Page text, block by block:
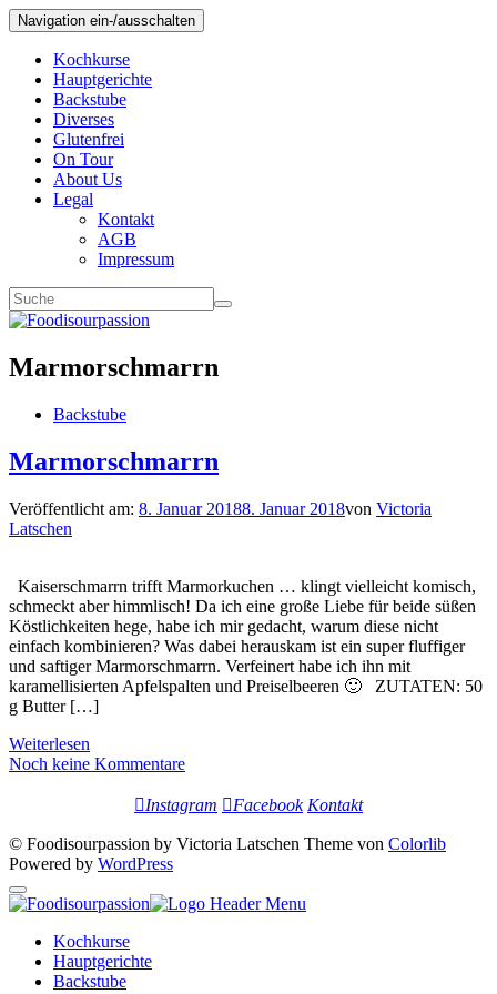
Navigation ein-/ausschalten
Kochkurse
Hauptgerichte
Backstube
Diverses
Glutenfrei
On Tour
About Us
Legal
Kontakt
AGB
Impressum
Marmorschmarrn
Backstube
Marmorschmarrn
Veröffentlicht am: 8. Januar 20188. Januar 2018von Victoria
Latschen
Kaiserschmarrn trifft Marmorkuchen … klingt vielleicht komisch,
schmeckt aber himmlisch! Da ich eine große Liebe für beide süßen
Köstlichkeiten hege, habe ich mir gedacht, warum diese nicht
einfach kombinieren? Was dabei herauskam ist ein super fluffiger
und saftiger Marmorschmarrn. Verfeinert habe ich ihn mit
karamellisierten Apfelspalten und Preiselbeeren 🙂 ZUTATEN: 50
g Butter […]
Weiterlesen
Noch keine Kommentare
Instagram Facebook Kontakt
© Foodisourpassion by Victoria Latschen Theme von Colorlib
Powered by WordPress
Kochkurse
Hauptgerichte
Backstube